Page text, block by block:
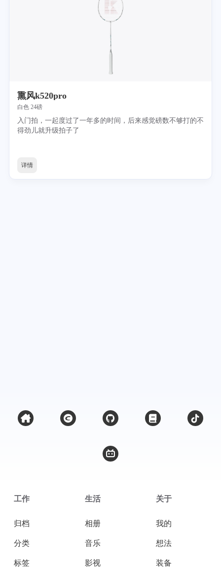
熏风k520pro
白色 24磅
入门拍，一起度过了一年多的时间，后来感觉磅数不够打的不
得劲儿就升级拍子了
详情
工作
归档
分类
标签
生活
相册
音乐
影视
关于
我的
想法
装备